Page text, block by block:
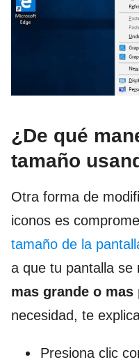
¿De qué
tamaño
Otra forma de
iconos es
tamaño de la
a que tu pantalla se
mas grande o mas
necesidad, te
Presiona clic